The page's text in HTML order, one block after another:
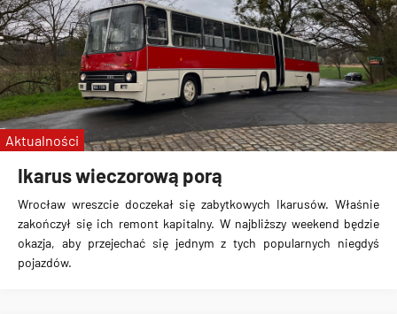
Ikarus wieczorową porą
Wrocław wreszcie doczekał się zabytkowych Ikarusów. Właśnie
zakończył się ich remont kapitalny. W najbliższy weekend będzie
okazja, aby przejechać się jednym z tych popularnych niegdyś
pojazdów.
Aktualności